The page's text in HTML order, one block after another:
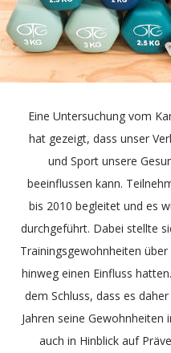
Eine Untersuchung vom Karlsruher Institut für Technologie
hat gezeigt, dass unser
und Sport unsere
beeinflussen kann.
bis 2010 begleitet und es
durchgeführt. Dabei stellte
Trainingsgewohnheiten
hinweg einen Einfluss
dem Schluss, dass es
Jahren seine Gewohnheiten
auch in Hinblick auf